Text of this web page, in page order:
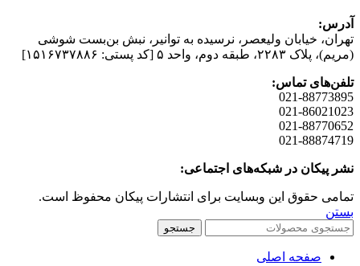
آدرس:
تهران، خیابان وليعصر، نرسيده به توانير، نبش بن‌بست شوشی
(مريم)، پلاک ۲۲۸۳، طبقه دوم، واحد ۵ [کد پستی: ۱۵۱۶۷۳۷۸۸۶]
تلفن‌های تماس:
021-88773895
021-86021023
021-88770652
021-88874719
نشر پیکان در شبکه‌های اجتماعی:
تمامی حقوق این وبسایت برای انتشارات پیکان محفوظ است.
بستن
جستجو
صفحه اصلی